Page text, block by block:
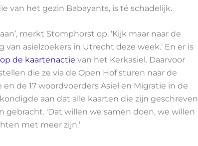
van het gezin Babayants, is té schadelijk.
merkt Stomphorst op. ‘Kijk maar naar de
asielzoekers in Utrecht deze week.’ En er is
de kaartenactie van het Kerkasiel. Daarvoor
die ze via de Open Hof sturen naar de
de 17 woordvoerders Asiel en Migratie in de
aan dat alle kaarten die zijn geschreven
gebracht. ‘Dat willen we samen doen, we willen
met meer zijn.’